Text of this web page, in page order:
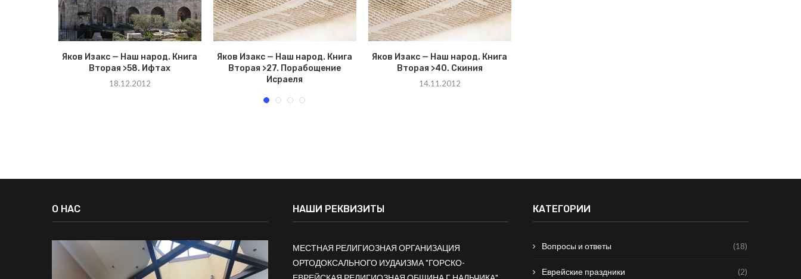
Яков Изакс — Наш народ. Книга
Вторая >58. Ифтах
18.12.2012
Яков Изакс — Наш народ. Книга
Вторая >27. Порабощение
Исраеля
Яков Изакс — Наш народ. Книга
Вторая >40. Скиния
14.11.2012
О НАС НАШИ РЕКВИЗИТЫ
МЕСТНАЯ РЕЛИГИОЗНАЯ ОРГАНИЗАЦИЯ
ОРТОДОКСАЛЬНОГО ИУДАИЗМА "ГОРСКО-
КАТЕГОРИИ
Вопросы и ответы (18)
Еврейские праздники (2)